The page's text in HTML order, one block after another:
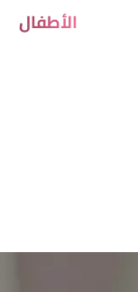
الأطفال